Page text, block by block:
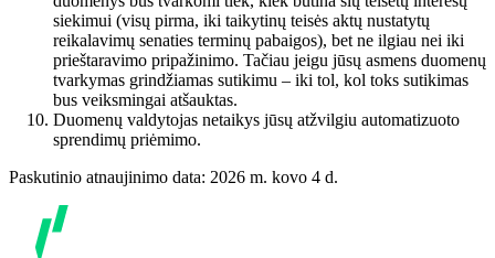
siekimui (visų pirma, iki taikytinų teisės aktų nustatytų
reikalavimų senaties terminų pabaigos), bet ne ilgiau nei iki
prieštaravimo pripažinimo. Tačiau jeigu jūsų asmens duomenų
tvarkymas grindžiamas sutikimu – iki tol, kol toks sutikimas
bus veiksmingai atšauktas.
Duomenų valdytojas netaikys jūsų atžvilgiu automatizuoto
sprendimų priėmimo.
Paskutinio atnaujinimo data: 2026 m. kovo 4 d.